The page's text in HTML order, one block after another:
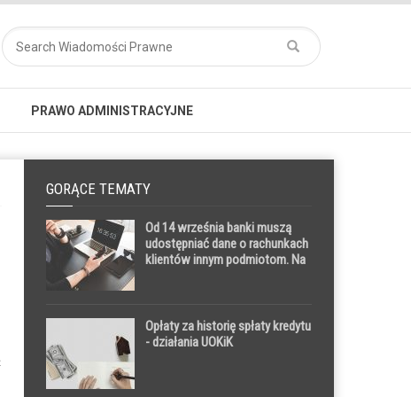
PRAWO ADMINISTRACYJNE
GORĄCE TEMATY
Od 14 września banki muszą
udostępniać dane o rachunkach
klientów innym podmiotom. Na
Opłaty za historię spłaty kredytu
- działania UOKiK